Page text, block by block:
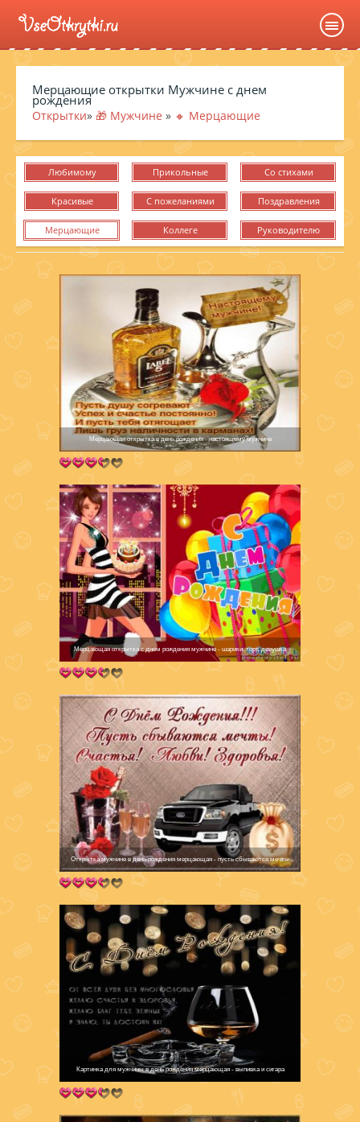
Мерцающие открытки Мужчине с днем
рождения
Открытки» 🎁 Мужчине » 🔸 Мерцающие
Любимому Прикольные Со стихами
Красивые С пожеланиями Поздравления
Мерцающие Коллеге Руководителю
Мерцающая открытка в день рождения - настоящему мужчине
Мерцающая открытка с днем рождения мужчине - шарики, торт, девушка
Открытка мужчине в день рождения мерцающая - пусть сбываются мечты
Картинка для мужчины в день рождения мерцающая - выпивка и сигара